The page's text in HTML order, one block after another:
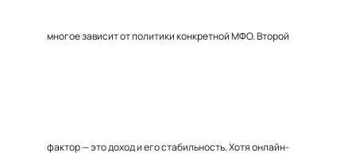
многое зависит от политики конкретной МФО. Второй
фактор — это доход и его стабильность. Хотя онлайн-